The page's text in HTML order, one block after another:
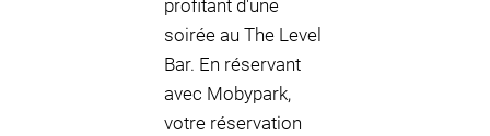
profitant d'une
soirée au The Level
Bar. En réservant
avec Mobypark,
votre réservation